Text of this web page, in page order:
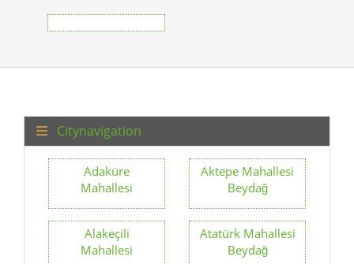
Citynavigation
Adaküre
Mahallesi
Aktepe Mahallesi
Beydağ
Alakeçili
Mahallesi
Atatürk Mahallesi
Beydağ